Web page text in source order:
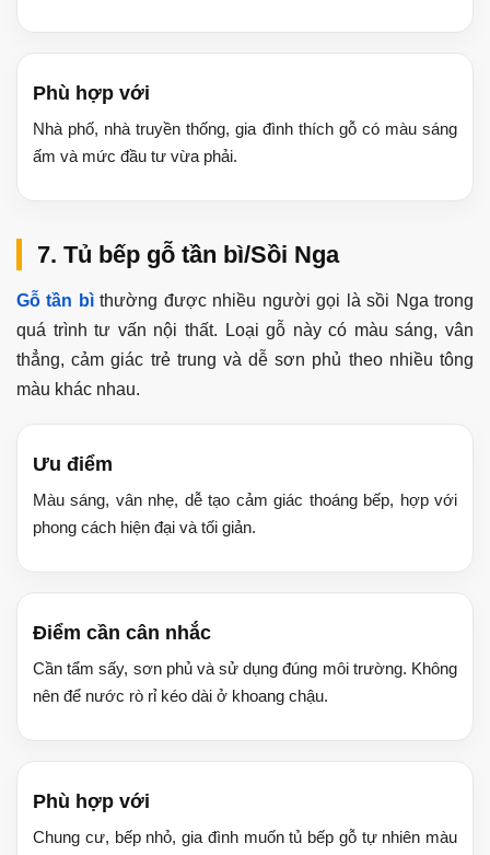
Phù hợp với
Nhà phố, nhà truyền thống, gia đình thích gỗ có màu sáng
ấm và mức đầu tư vừa phải.
7. Tủ bếp gỗ tần bì/Sồi Nga
Gỗ tần bìthường được nhiều người gọi là sồi Nga trong
quá trình tư vấn nội thất. Loại gỗ này có màu sáng, vân
thẳng, cảm giác trẻ trung và dễ sơn phủ theo nhiều tông
màu khác nhau.
Ưu điểm
Màu sáng, vân nhẹ, dễ tạo cảm giác thoáng bếp, hợp với
phong cách hiện đại và tối giản.
Điểm cần cân nhắc
Cần tẩm sấy, sơn phủ và sử dụng đúng môi trường. Không
nên để nước rò rỉ kéo dài ở khoang chậu.
Phù hợp với
Chung cư, bếp nhỏ, gia đình muốn tủ bếp gỗ tự nhiên màu